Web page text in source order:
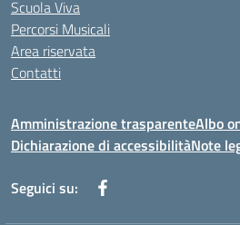
Scuola Viva
Percorsi Musicali
Area riservata
Contatti
Amministrazione trasparenteAlbo
Dichiarazione di accessibilitàNote
Seguici su: